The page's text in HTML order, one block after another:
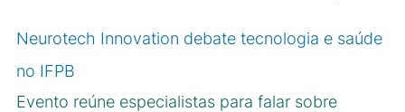
Neurotech Innovation debate tecnologia e saúde
no IFPB
Evento reúne especialistas para falar sobre